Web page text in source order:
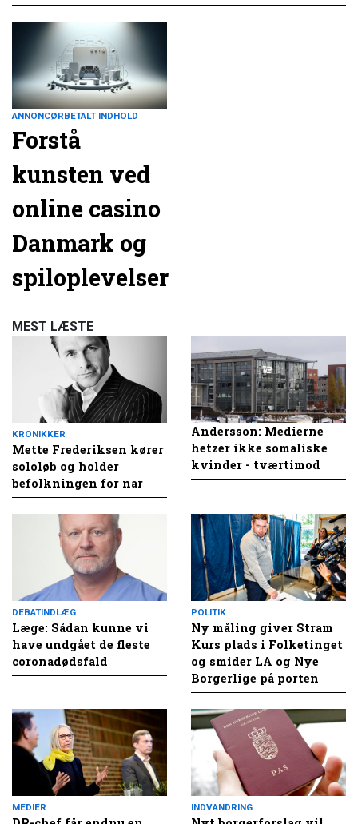
ANNONCØRBETALT INDHOLD
Forstå
kunsten ved
online casino
Danmark og
spiloplevelser
MEST LÆSTE
KRONIKKER
Mette Frederiksen kører
sololøb og holder
befolkningen for nar
Andersson: Medierne
hetzer ikke somaliske
kvinder - tværtimod
DEBATINDLÆG
Læge: Sådan kunne vi
have undgået de fleste
coronadødsfald
POLITIK
Ny måling giver Stram
Kurs plads i Folketinget
og smider LA og Nye
Borgerlige på porten
MEDIER INDVANDRING